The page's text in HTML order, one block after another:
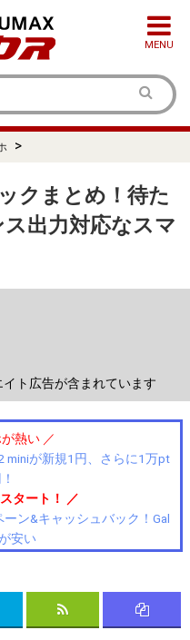
MENU
>
クまとめ！待た
出力対応なスマ
ト広告が含まれています
熱い ／
miniが新規1円、さらに1万pt
タート！ ／
ン&キャッシュバック！Gal
安い